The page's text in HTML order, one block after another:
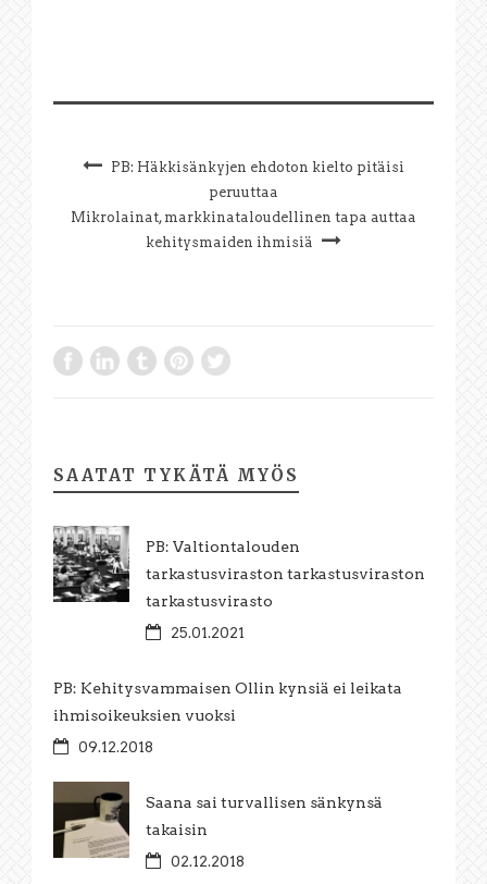
PB: Häkkisänkyjen ehdoton kielto pitäisi
peruuttaa
Mikrolainat, markkinataloudellinen tapa auttaa
kehitysmaiden ihmisiä
SAATAT TYKÄTÄ MYÖS
PB: Valtiontalouden
tarkastusviraston tarkastusviraston
tarkastusvirasto
25.01.2021
PB: Kehitysvammaisen Ollin kynsiä ei leikata
ihmisoikeuksien vuoksi
09.12.2018
Saana sai turvallisen sänkynsä
takaisin
02.12.2018